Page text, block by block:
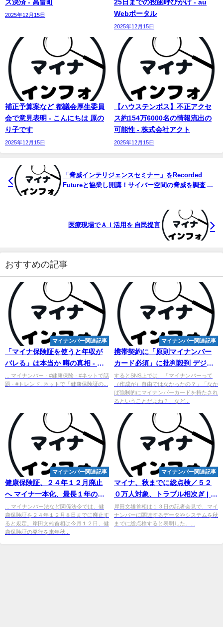
ス決済 - 高畠町
2025年12月15日
25日までの投函呼びかけ - au
Webポータル
2025年12月15日
補正予算案など 都議会厚生委員
会で意見表明 - こんにちは 原の
り子です
2025年12月15日
【ハウステンボス】不正アクセ
ス約154万6000名の情報流出の
可能性 - 株式会社アクト
2025年12月15日
「脅威インテリジェンスセミナー」をRecorded
Futureと協業し開講！サイバー空間の脅威を調査 ...
医療現場でＡＩ活用を 自民提言
おすすめの記事
マイナンバー関連記事
「マイナ保険証を使うと年収が
バレる」は本当か 噂の真相 - ラ
イブドアニュース - Livedoor
... マイナンバー · #健康保険 · #ネットで話
題 · #トレンド. ネットで「健康保険証の...
マイナンバー関連記事
携帯契約に「原則 マイナンバー
カード必須」に批判殺到 デジタ
ル庁は「一本化は考えていない
...
するとSNS上では、「マイナンバーって
（作成が）自由ではなかったの？」「なか
ば強制的にマイナンバーカードを持たされ
るということだよね？」など...
マイナンバー関連記事
健康保険証、２４年１２月廃止
へ マイナ一本化、最長１年の猶
予｜全国のニュース - 東奥日報
... マイナンバー法など関係法令では、健
康保険証を２４年１２月８日までに廃止す
ると規定。岸田文雄首相は今月１２日、健
康保険証の発行を来年秋...
マイナンバー関連記事
マイナ、秋までに総点検／５２
０万人対象、トラブル相次ぎ | 全
国ニュース - 四国新聞
岸田文雄首相は１３日の記者会見で、マイ
ナンバーに関連するデータやシステムを秋
までに総点検すると表明した。...